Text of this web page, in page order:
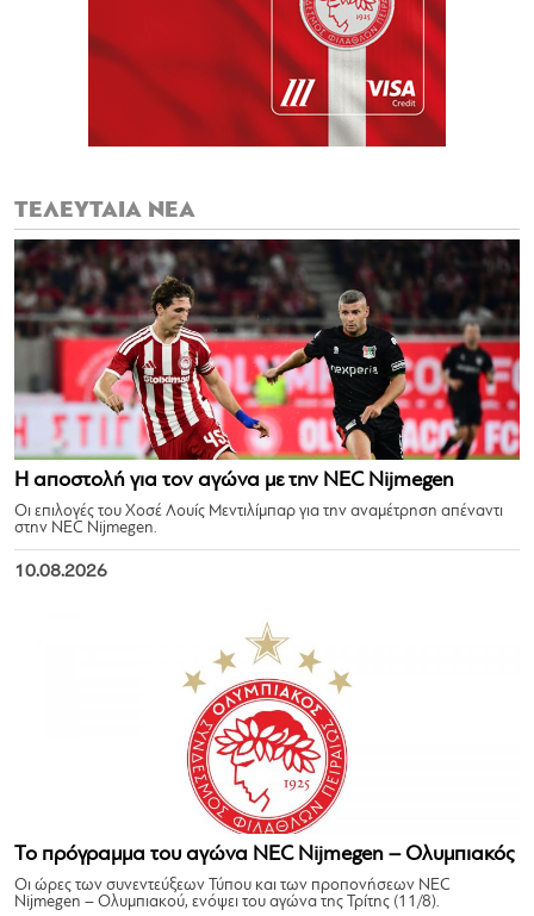
ΤΕΛΕΥΤΑΙΑ ΝΕΑ
Η αποστολή για τον αγώνα με την NEC Nijmegen
Οι επιλογές του Χοσέ Λουίς Μεντιλίμπαρ για την αναμέτρηση απέναντι
στην NEC Nijmegen.
10.08.2026
Το πρόγραμμα του αγώνα NEC Nijmegen – Ολυμπιακός
Οι ώρες των συνεντεύξεων Τύπου και των προπονήσεων NEC
Nijmegen – Ολυμπιακού, ενόψει του αγώνα της Τρίτης (11/8).